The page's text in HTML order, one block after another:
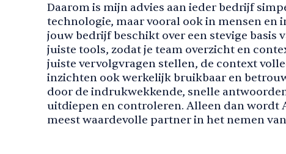
Daarom is mijn advies aan ieder bedrijf
technologie, maar vooral ook in mensen en
jouw bedrijf beschikt over een stevige basis
juiste tools, zodat je team overzicht en
juiste vervolgvragen stellen, de context
inzichten ook werkelijk bruikbaar en
door de indrukwekkende, snelle
uitdiepen en controleren. Alleen dan wordt
meest waardevolle partner in het nemen